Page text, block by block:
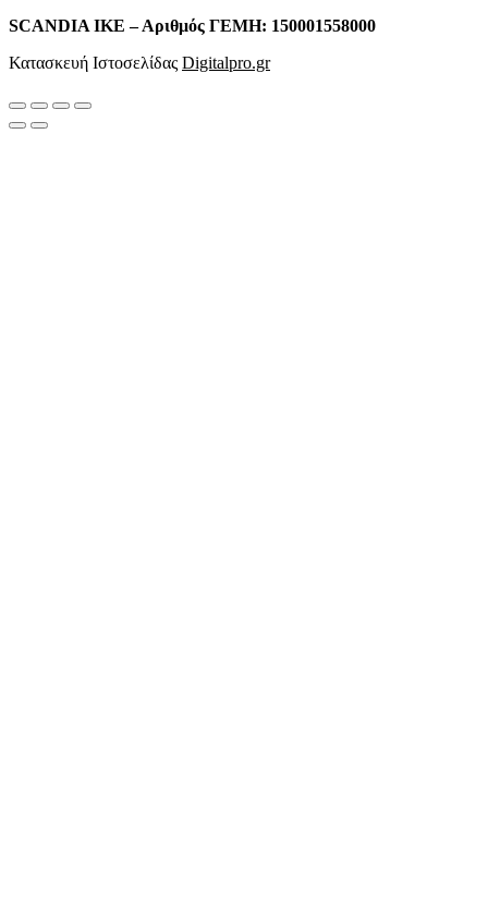
SCANDIA ΙΚΕ – Αριθμός ΓΕΜΗ: 150001558000
Κατασκευή Ιστοσελίδας Digitalpro.gr